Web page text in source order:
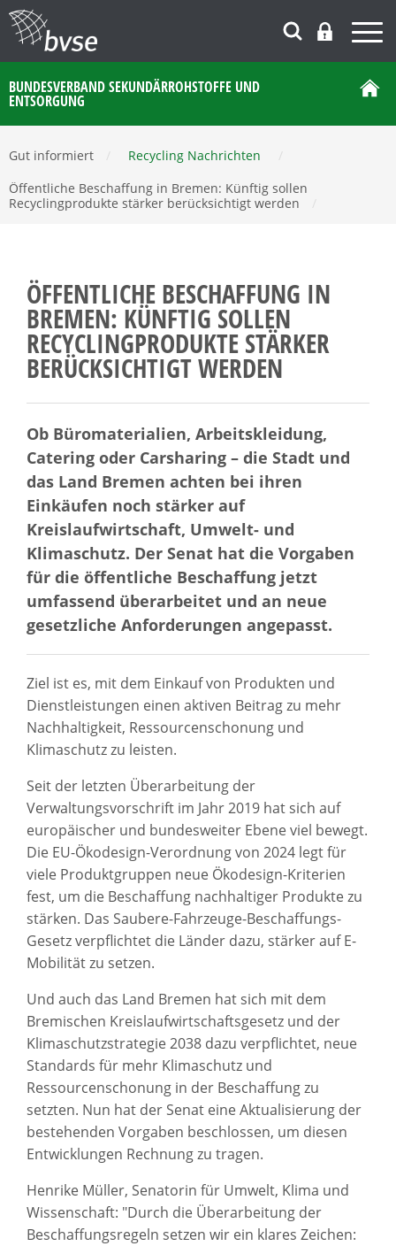
BUNDESVERBAND SEKUNDÄRROHSTOFFE UND
ENTSORGUNG
Gut informiert Recycling Nachrichten
Öffentliche Beschaffung in Bremen: Künftig sollen
Recyclingprodukte stärker berücksichtigt werden
ÖFFENTLICHE BESCHAFFUNG IN
BREMEN: KÜNFTIG SOLLEN
RECYCLINGPRODUKTE STÄRKER
BERÜCKSICHTIGT WERDEN
Ob Büromaterialien, Arbeitskleidung,
Catering oder Carsharing – die Stadt und
das Land Bremen achten bei ihren
Einkäufen noch stärker auf
Kreislaufwirtschaft, Umwelt- und
Klimaschutz. Der Senat hat die Vorgaben
für die öffentliche Beschaffung jetzt
umfassend überarbeitet und an neue
gesetzliche Anforderungen angepasst.
Ziel ist es, mit dem Einkauf von Produkten und
Dienstleistungen einen aktiven Beitrag zu mehr
Nachhaltigkeit, Ressourcenschonung und
Klimaschutz zu leisten.
Seit der letzten Überarbeitung der
Verwaltungsvorschrift im Jahr 2019 hat sich auf
europäischer und bundesweiter Ebene viel bewegt.
Die EU-Ökodesign-Verordnung von 2024 legt für
viele Produktgruppen neue Ökodesign-Kriterien
fest, um die Beschaffung nachhaltiger Produkte zu
stärken. Das Saubere-Fahrzeuge-Beschaffungs-
Gesetz verpflichtet die Länder dazu, stärker auf E-
Mobilität zu setzen.
Und auch das Land Bremen hat sich mit dem
Bremischen Kreislaufwirtschaftsgesetz und der
Klimaschutzstrategie 2038 dazu verpflichtet, neue
Standards für mehr Klimaschutz und
Ressourcenschonung in der Beschaffung zu
setzten. Nun hat der Senat eine Aktualisierung der
bestehenden Vorgaben beschlossen, um diesen
Entwicklungen Rechnung zu tragen.
Henrike Müller, Senatorin für Umwelt, Klima und
Wissenschaft: "Durch die Überarbeitung der
Beschaffungsregeln setzen wir ein klares Zeichen: